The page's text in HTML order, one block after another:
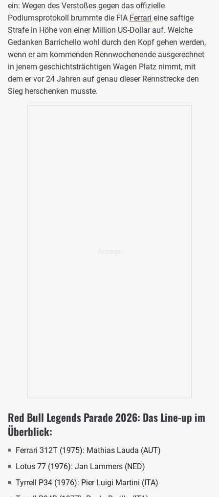
ein: Wegen des Verstoßes gegen das offizielle
Podiumsprotokoll brummte die FIA Ferrari eine saftige
Strafe in Höhe von einer Million US-Dollar auf. Welche
Gedanken Barrichello wohl durch den Kopf gehen werden,
wenn er am kommenden Rennwochenende ausgerechnet
in jenem geschichtsträchtigen Wagen Platz nimmt, mit
dem er vor 24 Jahren auf genau dieser Rennstrecke den
Sieg herschenken musste.
Red Bull Legends Parade 2026: Das Line-up im
Überblick:
Ferrari 312T (1975): Mathias Lauda (AUT)
Lotus 77 (1976): Jan Lammers (NED)
Tyrrell P34 (1976): Pier Luigi Martini (ITA)